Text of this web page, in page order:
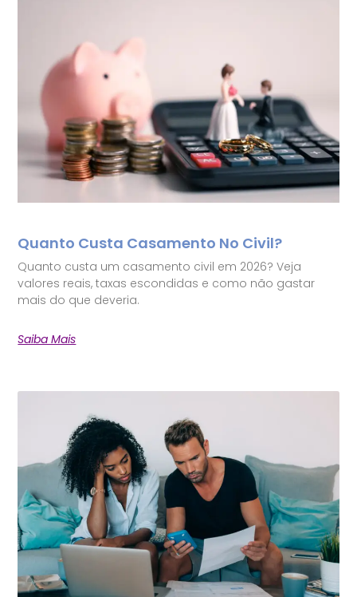
Quanto Custa Casamento No Civil?
Quanto custa um casamento civil em 2026? Veja
valores reais, taxas escondidas e como não gastar
mais do que deveria.
Saiba Mais